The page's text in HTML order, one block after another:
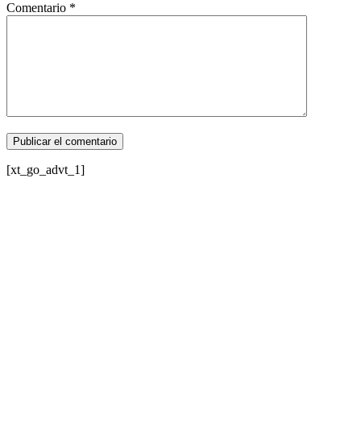
Comentario *
[xt_go_advt_1]